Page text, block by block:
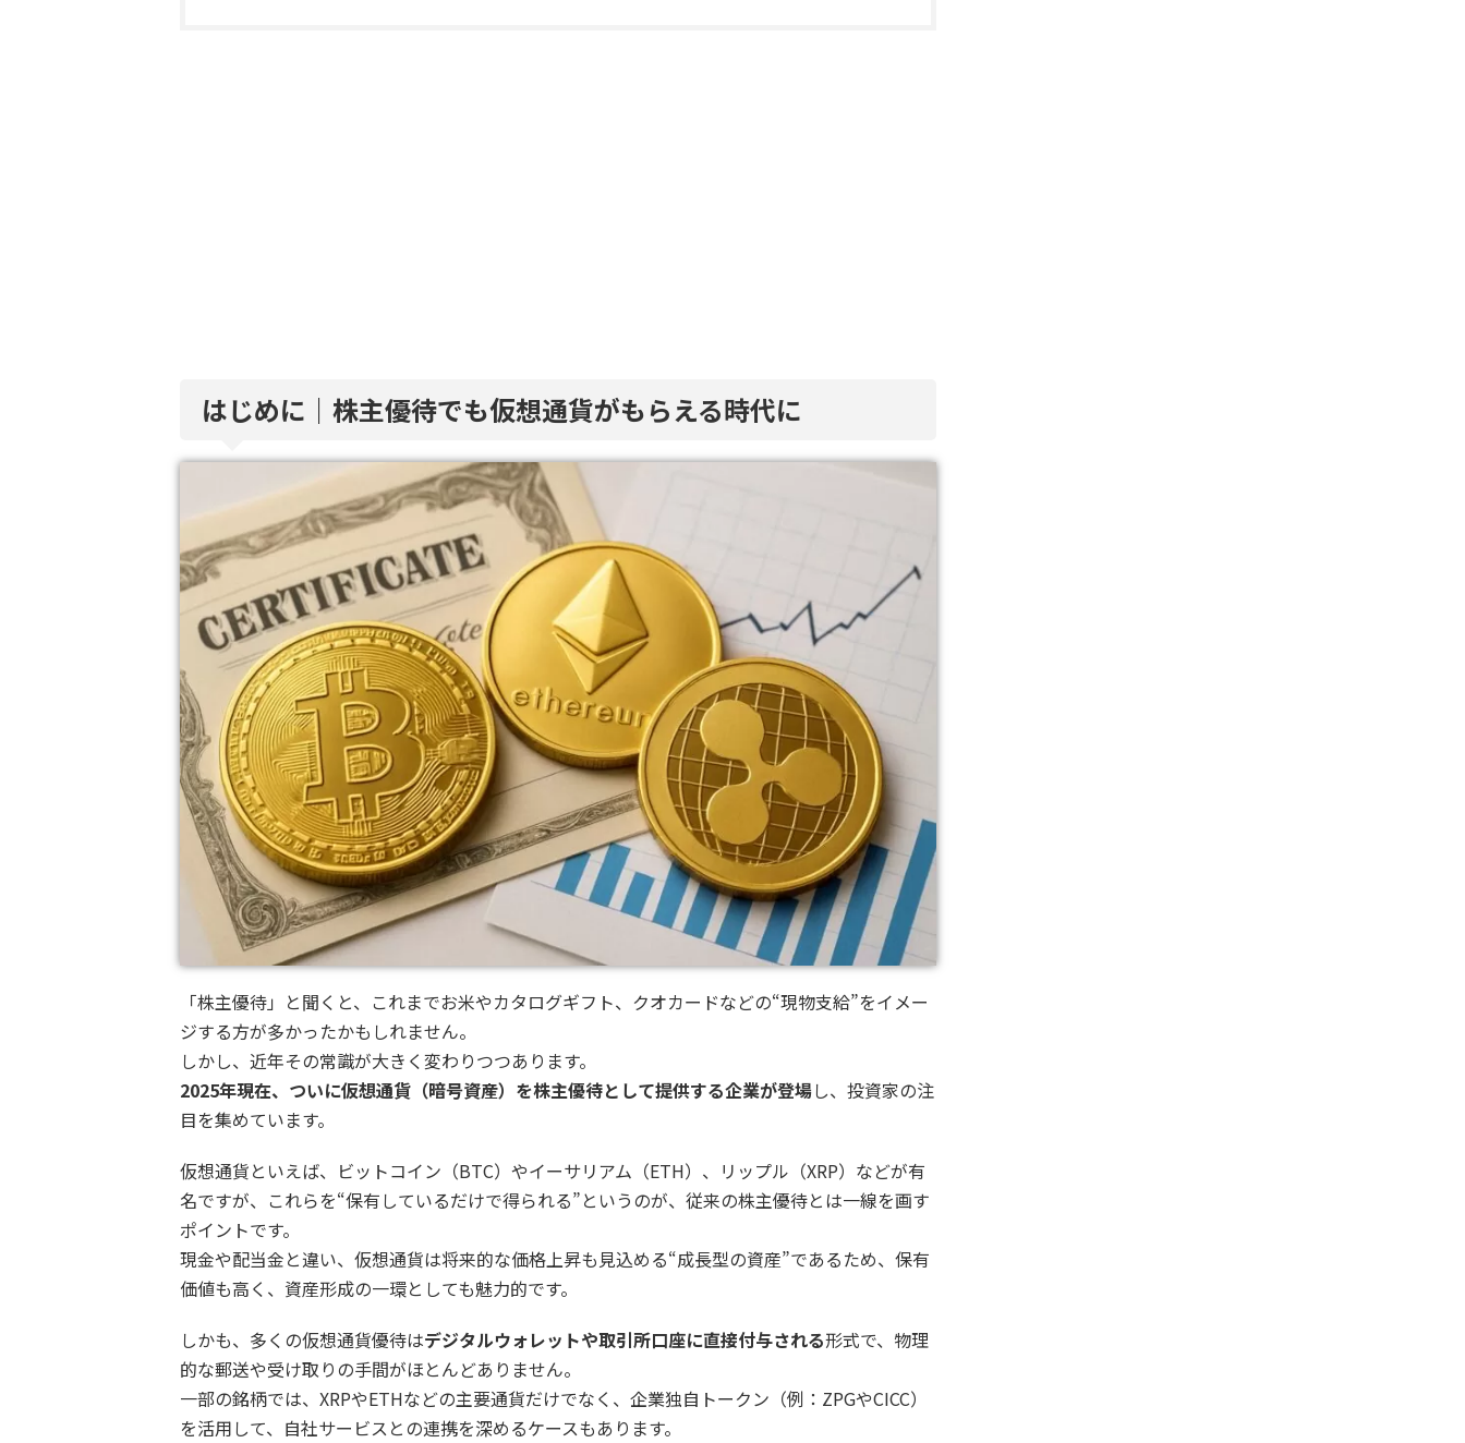
はじめに｜株主優待でも仮想通貨がもらえる時代に
「株主優待」と聞くと、これまでお米やカタログギフト、クオカードなどの“現物支給”をイメー
ジする方が多かったかもしれません。
しかし、近年その常識が大きく変わりつつあります。
2025年現在、ついに仮想通貨（暗号資産）を株主優待として提供する企業が登場し、投資家の注
目を集めています。
仮想通貨といえば、ビットコイン（BTC）やイーサリアム（ETH）、リップル（XRP）などが有
名ですが、これらを“保有しているだけで得られる”というのが、従来の株主優待とは一線を画す
ポイントです。
現金や配当金と違い、仮想通貨は将来的な価格上昇も見込める“成長型の資産”であるため、保有
価値も高く、資産形成の一環としても魅力的です。
しかも、多くの仮想通貨優待はデジタルウォレットや取引所口座に直接付与される形式で、物理
的な郵送や受け取りの手間がほとんどありません。
一部の銘柄では、XRPやETHなどの主要通貨だけでなく、企業独自トークン（例：ZPGやCICC）
を活用して、自社サービスとの連携を深めるケースもあります。